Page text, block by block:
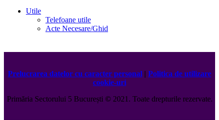
Utile
Telefoane utile
Acte Necesare/Ghid
Prelucrarea datelor cu caracter personal | Politica de utilizare
cookie-uri
Primăria Sectorului 5 București ©️2021. Toate drepturile rezervate.